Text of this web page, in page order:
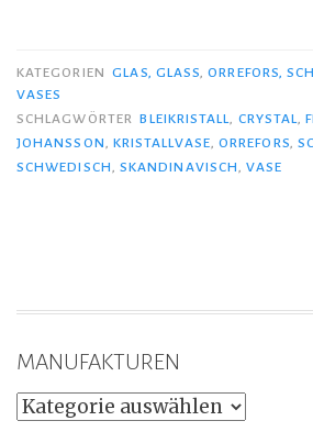
KATEGORIEN GLAS, GLASS ,ORREFORS,
VASES
SCHLAGWÖRTER
BLEIKRISTALL CRYSTAL ,
JOHANSSON
KRISTALLVASE ,ORREFORS
SCHWEDISCH
SKANDINAVISCH ,VASE
MANUFAKTUREN